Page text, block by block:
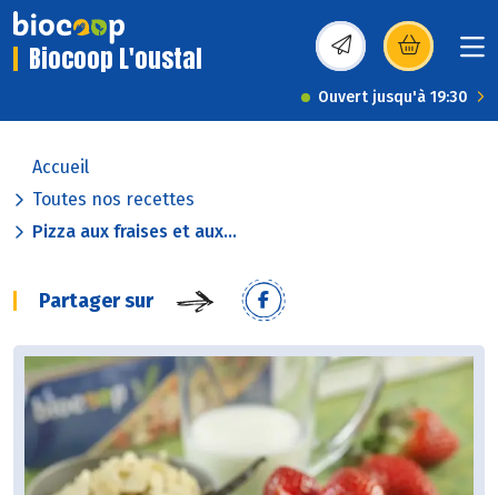
Biocoop L'oustal (s’ouvre dans une
Ouvert jusqu'à 19:30
Accueil
Toutes nos recettes
Pizza aux fraises et aux...
Partager sur